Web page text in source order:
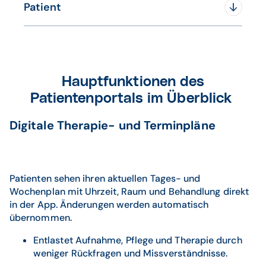
Einrichtung positionieren
Deutschland
Inhalte und Rollen selbst steuern
Rückfragen zu Terminen und Plänen
Bessere Vorbereitung durch vorab
Patienten statt für Organisation
Patient
Hauptfunktionen des
Patientenportals im Überblick
Digitale Therapie- und Terminpläne
Patienten sehen ihren aktuellen Tages- und
Wochenplan mit Uhrzeit, Raum und Behandlung direkt
in der App. Änderungen werden automatisch
übernommen.
Entlastet Aufnahme, Pflege und Therapie durch
weniger Rückfragen und Missverständnisse.